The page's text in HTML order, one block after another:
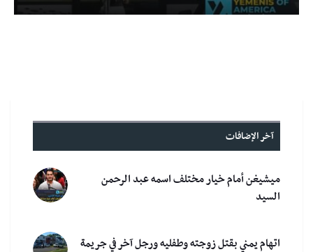
آخر الإضافات
ميشيغن أمام خيار مختلف اسمه عبد الرحمن
السيد
اتهام يمني بقتل زوجته وطفليه ورجل آخر في جريمة